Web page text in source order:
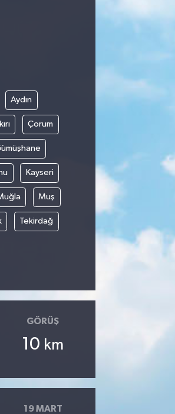
Aydın
Çorum
Kayseri
Muş
Tekirdağ
GÖRÜŞ
10 km
19 MART